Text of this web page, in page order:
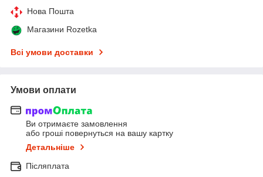
Нова Пошта
Магазини Rozetka
Всі умови доставки
Умови оплати
Ви отримаєте замовлення
або гроші повернуться на вашу картку
Детальніше
Післяплата